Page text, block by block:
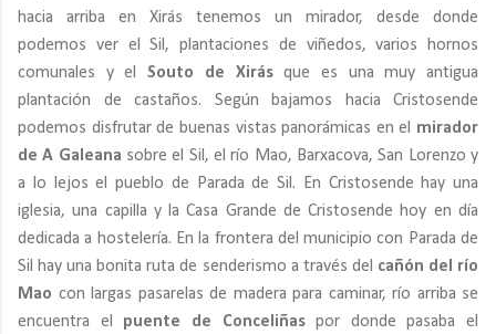
hacia arriba en Xirás tenemos un mirador, desde donde
podemos ver el Sil, plantaciones de viñedos, varios hornos
comunales y elSouto de Xirásque es una muy antigua
plantación de castaños. Según bajamos hacia Cristosende
podemos disfrutar de buenas vistas panorámicas en el mirador
de A Galeana sobre el Sil, el río Mao, Barxacova, San Lorenzo y
a lo lejos el pueblo de Parada de Sil. En Cristosende hay una
iglesia, una capilla y la Casa Grande de Cristosende hoy en día
dedicada a hostelería. En la frontera del municipio con Parada de
Sil hay una bonita ruta de senderismo a través del cañón del río
Mao con largas pasarelas de madera para caminar, río arriba se
encuentra el puente de Conceliñaspor donde pasaba el